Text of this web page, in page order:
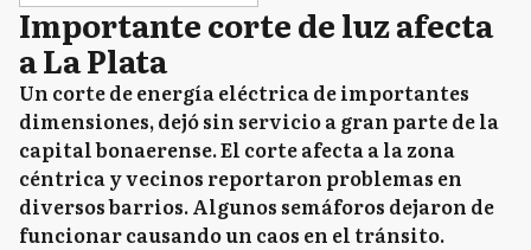
Importante corte de luz afecta
a La Plata
Un corte de energía eléctrica de importantes
dimensiones, dejó sin servicio a gran parte de la
capital bonaerense. El corte afecta a la zona
céntrica y vecinos reportaron problemas en
diversos barrios. Algunos semáforos dejaron de
funcionar causando un caos en el tránsito.